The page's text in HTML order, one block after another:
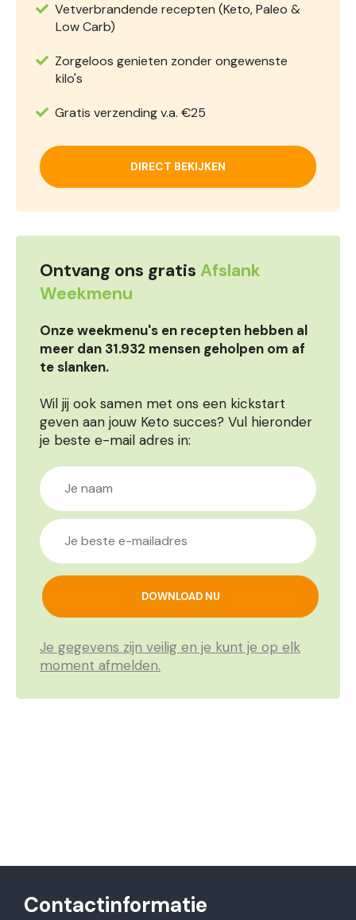
Vetverbrandende recepten (Keto, Paleo &
Low Carb)
Zorgeloos genieten zonder ongewenste
kilo's
Gratis verzending v.a. €25
DIRECT BEKIJKEN
Ontvang ons gratis Afslank
Weekmenu
Onze weekmenu's en recepten hebben al
meer dan 31.932 mensen geholpen om af
te slanken.
Wil jij ook samen met ons een kickstart
geven aan jouw Keto succes? Vul hieronder
je beste e-mail adres in:
Je gegevens zijn veilig en je kunt je op elk
moment afmelden.
Contactinformatie